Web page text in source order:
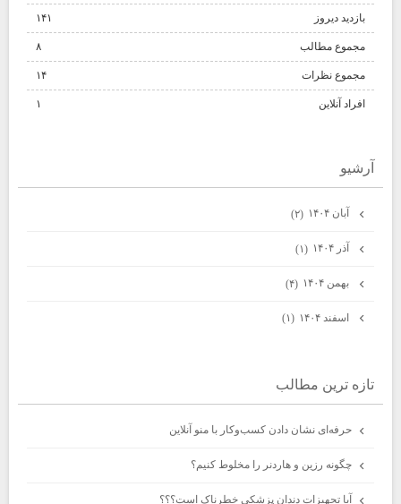
بازدید دیروز ۱۴۱
مجموع مطالب ۸
مجموع نظرات ۱۴
افراد آنلاین ۱
آرشيو
آبان ۱۴۰۴ (۲)
آذر ۱۴۰۴ (۱)
بهمن ۱۴۰۴ (۴)
اسفند ۱۴۰۴ (۱)
تازه ترين مطالب
حرفه‌ای نشان دادن کسب‌وکار با منو آنلاین
چگونه رزین و هاردنر را مخلوط کنیم؟
آیا تجهیزات دندان پزشکی خطرناک است؟؟؟